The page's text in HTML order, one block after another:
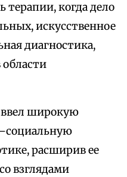
когда дело
искусственное
диагностика,
широкую
расширив ее
взглядами